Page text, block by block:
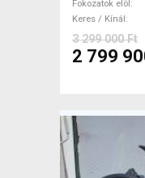
Fokozatok elöl
Keres / Kínál
3 299 000 Ft
2 799